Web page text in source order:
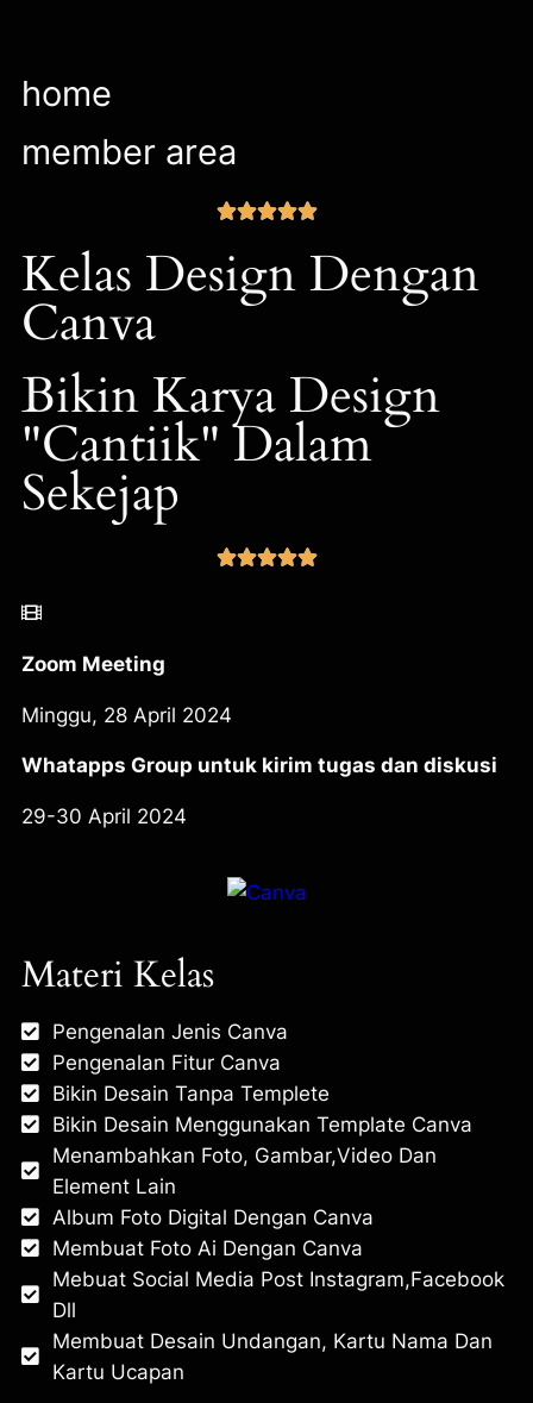
home
member area

Kelas Design Dengan
Canva
Bikin Karya Design
"Cantiik" Dalam
Sekejap

Zoom Meeting
Minggu, 28 April 2024
Whatapps Group untuk kirim tugas dan diskusi
29-30 April 2024
Materi Kelas
Pengenalan Jenis Canva
Pengenalan Fitur Canva
Bikin Desain Tanpa Templete
Bikin Desain Menggunakan Template Canva
Menambahkan Foto, Gambar,Video Dan
Element Lain
Album Foto Digital Dengan Canva
Membuat Foto Ai Dengan Canva
Mebuat Social Media Post Instagram,Facebook
Dll
Membuat Desain Undangan, Kartu Nama Dan
Kartu Ucapan